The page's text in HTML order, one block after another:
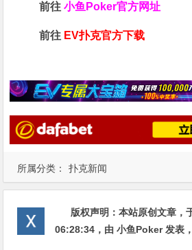
所属分类： 扑克新闻
前往小鱼Poker官方网址
前往 EV扑克官方下载
版权声明：本站原创文章，
06:28:34 ，由小鱼Poker发表